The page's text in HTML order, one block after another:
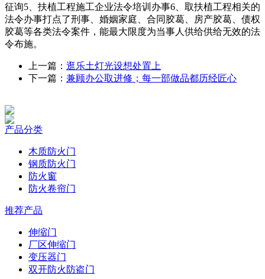
征询5、扶植工程施工企业法令培训办事6、取扶植工程相关的
法令办事打点了刑事、婚姻家庭、合同胶葛、房产胶葛、债权
胶葛等各类法令案件，能最大限度为当事人供给供给无效的法
令布施。
上一篇： 逛乐土灯光设想处置上
下一篇： 兼顾办公取进修；每一部做品都历经匠心
产品分类
木质防火门
钢质防火门
防火窗
防火卷帘门
推荐产品
伸缩门
厂区伸缩门
变压器门
双开防火防盗门